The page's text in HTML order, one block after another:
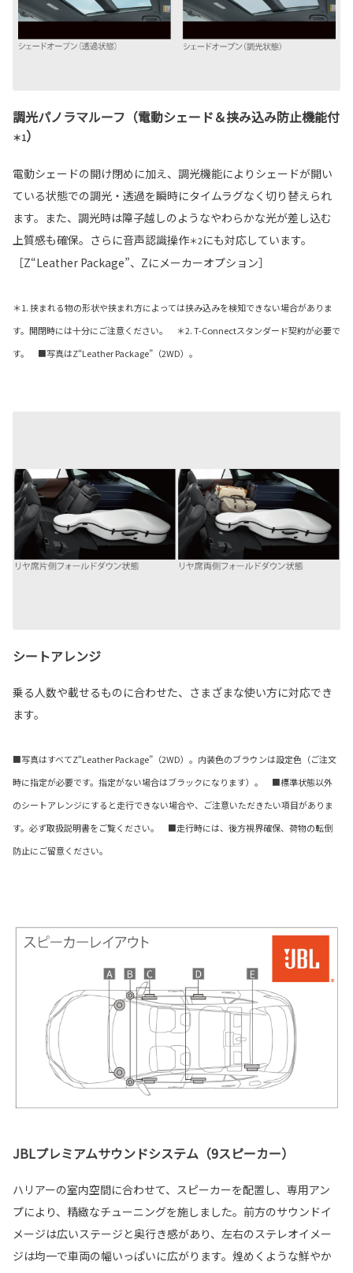
調光パノラマルーフ（電動シェード＆挟み込み防止機能付
＊1）
電動シェードの開け閉めに加え、調光機能によりシェードが開い
ている状態での調光・透過を瞬時にタイムラグなく切り替えられ
ます。また、調光時は障子越しのようなやわらかな光が差し込む
上質感も確保。さらに音声認識操作＊2にも対応しています。
［Z“Leather Package”、Zにメーカーオプション］
＊1. 挟まれる物の形状や挟まれ方によっては挟み込みを検知できない場合がありま
す。開閉時には十分にご注意ください。 ＊2. T-Connectスタンダード契約が必要で
す。 ■写真はZ“Leather Package”（2WD）。
シートアレンジ
乗る人数や載せるものに合わせた、さまざまな使い方に対応でき
ます。
■写真はすべてZ“Leather Package”（2WD）。内装色のブラウンは設定色（ご注文
時に指定が必要です。指定がない場合はブラックになります）。 ■標準状態以外
のシートアレンジにすると走行できない場合や、ご注意いただきたい項目がありま
す。必ず取扱説明書をご覧ください。 ■走行時には、後方視界確保、荷物の転倒
防止にご留意ください。
JBLプレミアムサウンドシステム（9スピーカー）
ハリアーの室内空間に合わせて、スピーカーを配置し、専用アン
プにより、精緻なチューニングを施しました。前方のサウンドイ
メージは広いステージと奥行き感があり、左右のステレオイメー
ジは均一で車両の幅いっぱいに広がります。煌めくような鮮やか